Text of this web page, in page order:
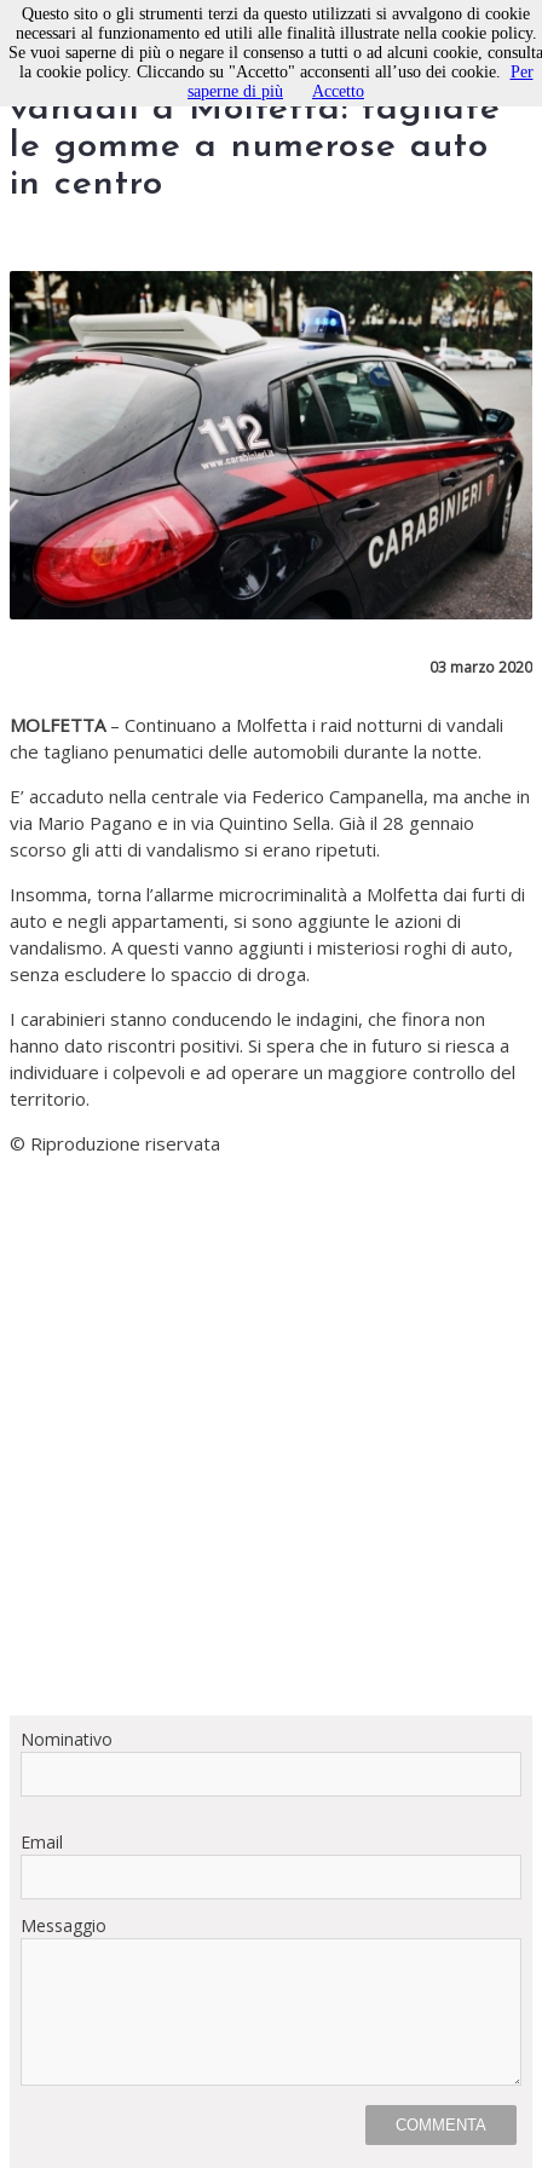
Nuovi raid notturni di
vandali a Molfetta: tagliate
le gomme a numerose auto
in centro
03 marzo 2020
MOLFETTA– Continuano a Molfetta i raid notturni di vandali
che tagliano penumatici delle automobili durante la notte.
E’ accaduto nella centrale via Federico Campanella, ma anche in
via Mario Pagano e in via Quintino Sella. Già il 28 gennaio
scorso gli atti di vandalismo si erano ripetuti.
Insomma, torna l’allarme microcriminalità a Molfetta dai furti di
auto e negli appartamenti, si sono aggiunte le azioni di
vandalismo. A questi vanno aggiunti i misteriosi roghi di auto,
senza escludere lo spaccio di droga.
I carabinieri stanno conducendo le indagini, che finora non
hanno dato riscontri positivi. Si spera che in futuro si riesca a
individuare i colpevoli e ad operare un maggiore controllo del
territorio.
© Riproduzione riservata
Nominativo
Email
Messaggio
Questo sito o gli strumenti terzi da questo utilizzati si avvalgono di cookie
necessari al funzionamento ed utili alle finalità illustrate nella cookie policy.
Se vuoi saperne di più o negare il consenso a tutti o ad alcuni cookie, consulta
la cookie policy. Cliccando su "Accetto" acconsenti all’uso dei cookie. Per
saperne di più
Accetto